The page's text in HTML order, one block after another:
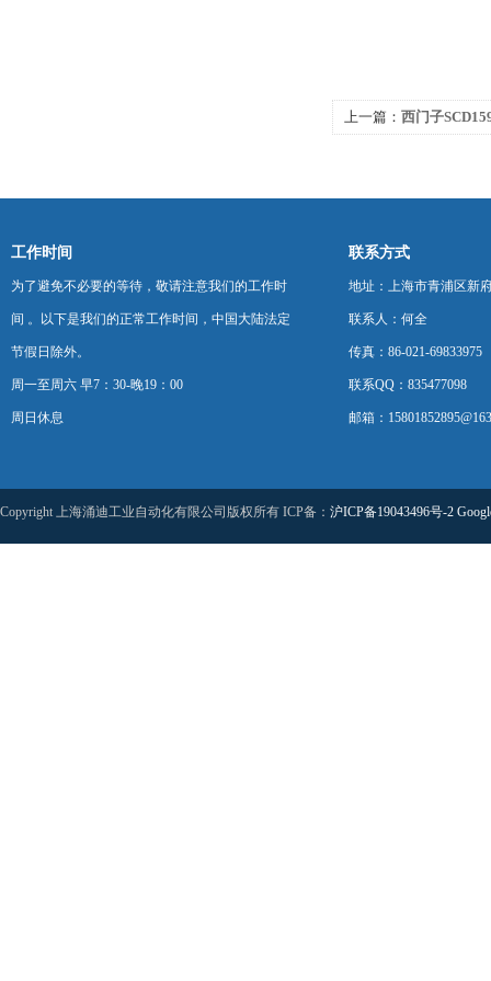
上一篇： 西门子
工作时间
为了避免不必要的等待，敬请注意我们的工作时
间 。以下是我们的正常工作时间，中国大陆法定
节假日除外。
周一至周六 早7：30-晚19：00
周日休息
联系方式
地址：上海市青浦区新
联系人：何全
传真：86-021-69833975
联系QQ：835477098
邮箱：
Copyright 上海涌迪工业自动化有限公司版权所有 ICP备： 沪ICP备19043496号-2